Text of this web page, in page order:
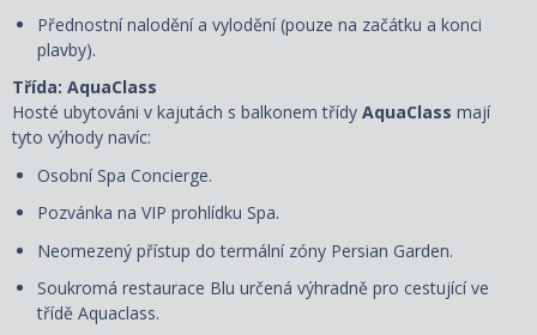
Přednostní nalodění a vylodění (pouze na začátku a konci
plavby).
Třída: AquaClass
Hosté ubytováni v kajutách s balkonem třídy AquaClass mají
tyto výhody navíc:
Osobní Spa Concierge.
Pozvánka na VIP prohlídku Spa.
Neomezený přístup do termální zóny Persian Garden.
Soukromá restaurace Blu určená výhradně pro cestující ve
třídě Aquaclass.